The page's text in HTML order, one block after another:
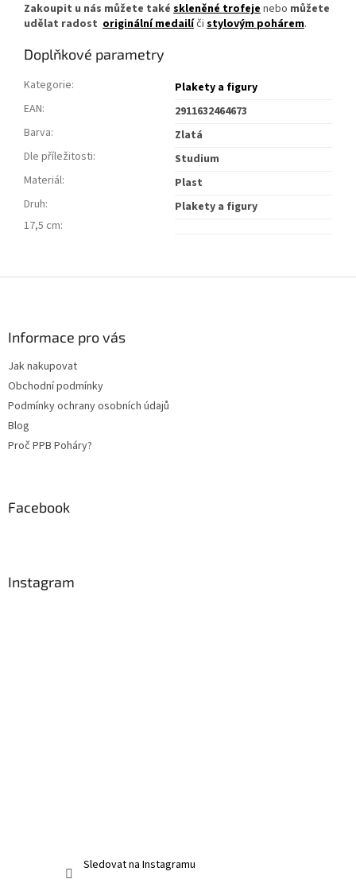
Zakoupit u nás můžete také skleněné trofejenebo můžete
udělat radost originální medailíči stylovým pohárem.
Doplňkové parametry
Kategorie:
Plakety a figury
EAN:
2911632464673
Barva:
Zlatá
Dle příležitosti:
Studium
Materiál:
Plast
Druh:
Plakety a figury
17,5 cm:
Informace pro vás
Jak nakupovat
Obchodní podmínky
Podmínky ochrany osobních údajů
Blog
Proč PPB Poháry?
Facebook
Instagram
Sledovat na Instagramu